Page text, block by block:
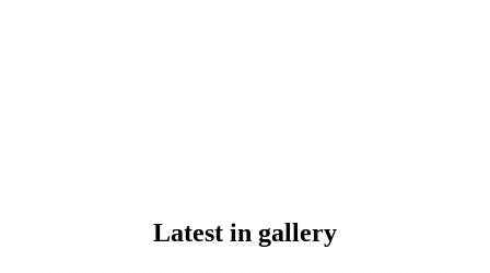
Latest in gallery